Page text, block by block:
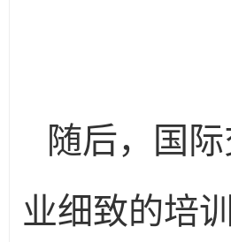
随后，国
业细致的培